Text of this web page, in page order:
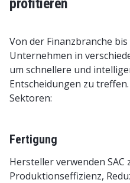
profitieren
Von der Finanzbranche
Unternehmen in
um schnellere und
Entscheidungen zu
Sektoren:
Fertigung
Hersteller verwenden
Produktionseffizienz,